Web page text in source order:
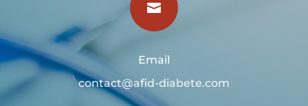

Email
contact@afid-diabete.com